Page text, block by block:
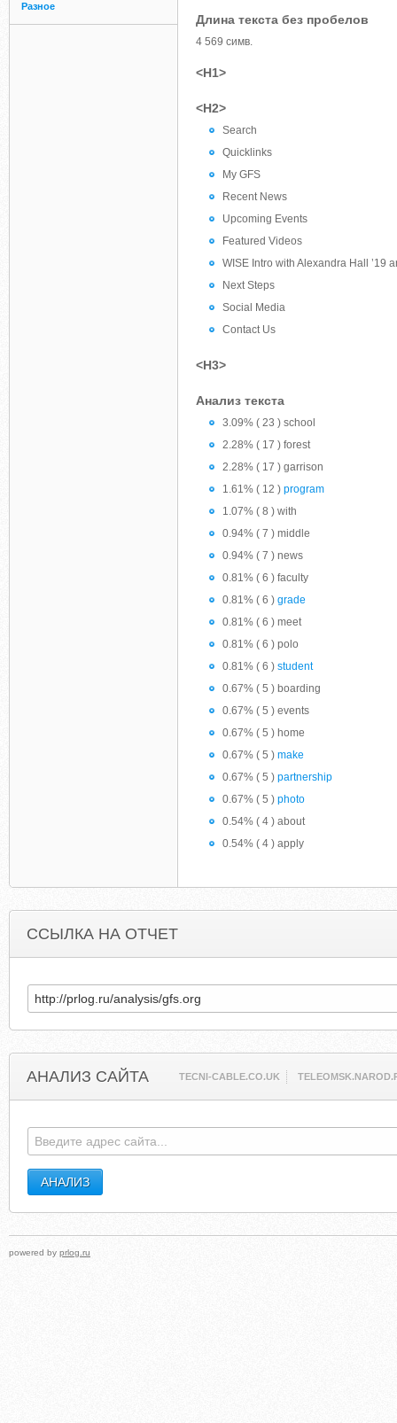
Разное
Длина текста без пробелов
4 569 симв.
<H1>
<H2>
Search
Quicklinks
My GFS
Recent News
Upcoming Events
Featured Videos
WISE Intro with Alexandra Hall ’19
Next Steps
Social Media
Contact Us
<H3>
Анализ текста
3.09% ( 23 ) school
2.28% ( 17 ) forest
2.28% ( 17 ) garrison
1.61% ( 12 ) program
1.07% ( 8 ) with
0.94% ( 7 ) middle
0.94% ( 7 ) news
0.81% ( 6 ) faculty
0.81% ( 6 ) grade
0.81% ( 6 ) meet
0.81% ( 6 ) polo
0.81% ( 6 ) student
0.67% ( 5 ) boarding
0.67% ( 5 ) events
0.67% ( 5 ) home
0.67% ( 5 ) make
0.67% ( 5 ) partnership
0.67% ( 5 ) photo
0.54% ( 4 ) about
0.54% ( 4 ) apply
ССЫЛКА НА ОТЧЕТ
АНАЛИЗ САЙТА TECNI-CABLE.CO.UK
powered by prlog.ru